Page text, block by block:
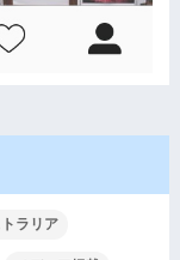
ラリア